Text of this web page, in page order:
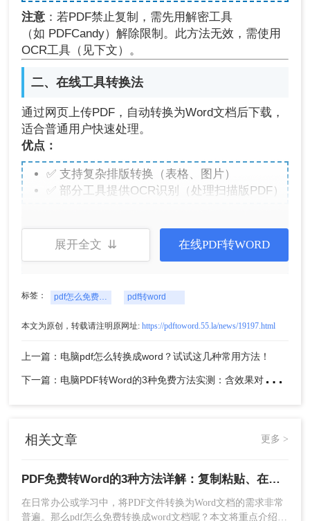
注意 ：若PDF禁止复制，需先用解密工具
（如 PDFCandy）解除限制。此方法无效，需使用
OCR工具（见下文）。
二、在线工具转换法
通过网页上传PDF，自动转换为Word文档后下载，
适合普通用户快速处理。
优点：
✅ 支持复杂排版转换（表格、图片）
✅ 部分工具提供OCR识别（处理扫描版PDF）
❌ 大文件需排队等待
❌ 受限于网络速度和文件大小
推荐工具：转转大师在线转换工具
http://pdftoword.55.la/
2、在线转换很简单，直接上传要转换的PDF
展开全文 ⇊ 在线PDF转WORD
标签： pdf怎么免费转换成word文档 pdf转word
本文为原创，转载请注明原网址: https://pdftoword.55.la/news/19197.html
上一篇：电脑pdf怎么转换成word？试试这几种常用方法！
下
一篇：电脑PDF转Word的3种免费方法实测：含效果对比与适用场景说明！
相关文章 更多 >
PDF免费转Word的3种方法详解：复制粘贴、在线工具与Word内置转换效果对比！
在日常办公或学习中，将PDF文件转换为Word文档的需求非常
普遍。那么pdf怎么免费转换成word文档呢？本文将重点介绍三